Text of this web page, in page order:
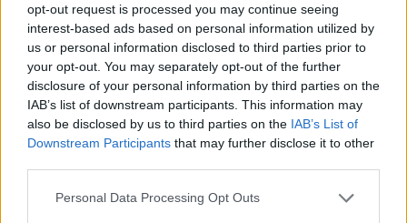
opt-out request is processed you may continue seeing
interest-based ads based on personal information utilized by
us or personal information disclosed to third parties prior to
your opt-out. You may separately opt-out of the further
disclosure of your personal information by third parties on the
IAB’s list of downstream participants. This information may
also be disclosed by us to third parties on the IAB’s List of
Downstream Participants that may further disclose it to other
Personal Data Processing Opt Outs